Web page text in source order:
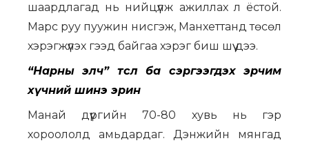
шаардлагад нь нийцүүлж ажиллах л ёстой.
Марс руу пуужин нисгэж, Манхеттанд төсөл
хэрэгжүүлэх гээд байгаа хэрэг биш шүү дээ.
“Нарны элч” төсөл ба сэргээгдэх эрчим
хүчний шинэ эрин
Манай дүүргийн 70-80 хувь нь гэр
хороололд амьдардаг. Дэнжийн мянгад